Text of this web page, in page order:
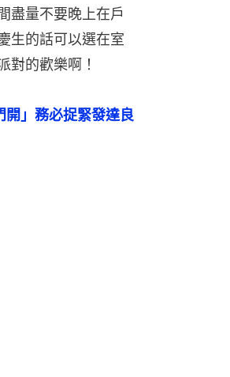
盡量不要晚上在戶
生的話可以選在室
對的歡樂啊！
開」務必捉緊發達良